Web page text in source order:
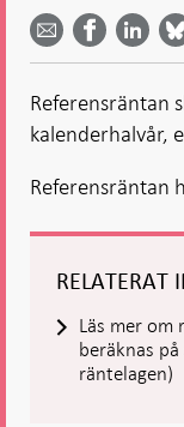
email -
Öppnas
i ny flik
Dela på
Facebook
- Öppnas
LinkedIn
-
Öppnas
i ny flik
på
Bluesky
-
i ny flik
-
i
Referensräntan
kalenderhalvår,
Referensräntan
RELATERAT
Läs mer om
beräknas
räntelagen)